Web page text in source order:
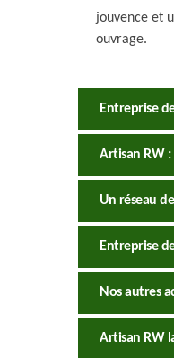
jouvence et
ouvrage.
Entreprise
Artisan RW
Un réseau
Entreprise
Nos autres
Artisan RW